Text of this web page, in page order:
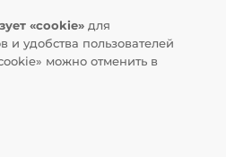
«cookie» для
и удобства пользователей
можно отменить в